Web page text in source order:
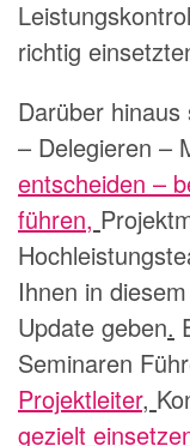
richtig
Darüber
– Delegieren –
entscheiden –
führen,
Ihnen in
Update geben.
Seminaren
Projektleiter,
gezielt